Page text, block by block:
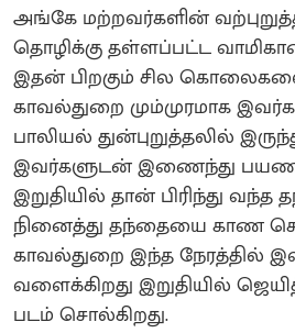
அங்கே மற்றவர்களின்
தொழிக்கு தள்ளப்பட்ட
இதன் பிறகும் சில
காவல்துறை மும்முரமாக
பாலியல் துன்புறுத்தலில்
இவர்களுடன் இணைந்து
இறுதியில் தான் பிரிந்து
நினைத்து தந்தையை காண
காவல்துறை இந்த நேரத்தில்
வளைக்கிறது இறுதியில்
படம் சொல்கிறது.